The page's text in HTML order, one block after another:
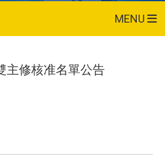
MENU
主修核准名單公告